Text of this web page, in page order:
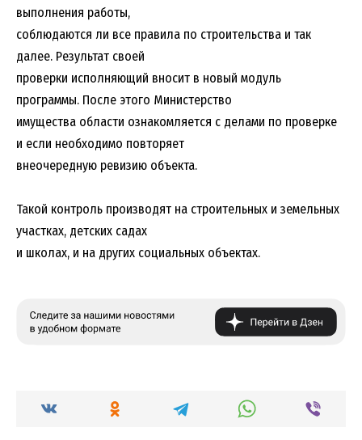
выполнения работы,
соблюдаются ли все правила по строительства и так
далее. Результат своей
проверки исполняющий вносит в новый модуль
программы. После этого Министерство
имущества области ознакомляется с делами по проверке
и если необходимо повторяет
внеочередную ревизию объекта.
Такой контроль производят на строительных и земельных
участках, детских садах
и школах, и на других социальных объектах.